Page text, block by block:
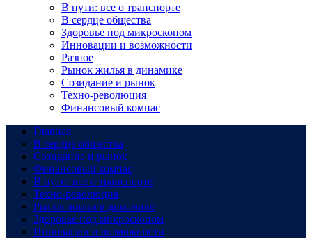
В пути: все о транспорте
В сердце общества
Здоровье под микроскопом
Инновации и возможности
Разное
Рынок жилья в динамике
Созидание и рынок
Техно-революция
Финансовый компас
Главная
В сердце общества
Созидание и рынок
Финансовый компас
В пути: все о транспорте
Техно-революция
Рынок жилья в динамике
Здоровье под микроскопом
Инновации и возможности